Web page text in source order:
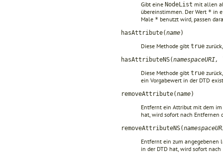
Gibt eine NodeList mit allen
übereinstimmen. Der Wert * in
Male * benutzt wird, passen
hasAttribute(name)
Diese Methode gibt true
hasAttributeNS(namespaceURI,
Diese Methode gibt true
ein Vorgabewert in der DTD
removeAttribute(name)
Entfernt ein Attribut mit dem
hat, wird sofort nach Entfernen
removeAttributeNS(
Entfernt ein zum angegebenen
in der DTD hat, wird sofort